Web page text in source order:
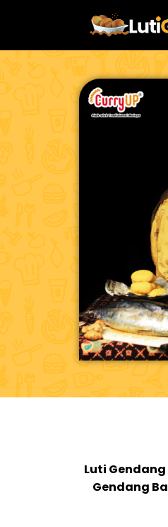
Luti Gendang
Gendang